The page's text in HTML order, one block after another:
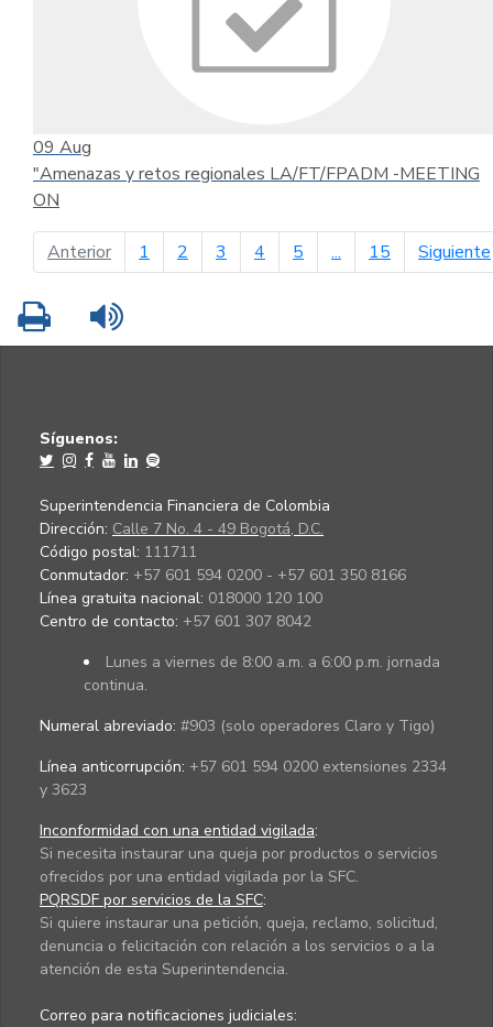
09 Aug
"Amenazas y retos regionales LA/FT/FPADM -MEETING
ON
Anteriorpágina anterior
1 2 3 4 5 ... 15 Siguiente
Imprimir
Síguenos:
Superintendencia Financiera de Colombia
Dirección: Calle 7 No. 4 - 49 Bogotá, D.C.
Código postal: 111711
Conmutador: +57 601 594 0200 - +57 601 350 8166
Línea gratuita nacional: 018000 120 100
Centro de contacto: +57 601 307 8042
Lunes a viernes de 8:00 a.m. a 6:00 p.m. jornada
continua.
Numeral abreviado: #903 (solo operadores Claro y Tigo)
Línea anticorrupción: +57 601 594 0200 extensiones 2334
y 3623
Inconformidad con una entidad vigilada:
Si necesita instaurar una queja por productos o servicios
ofrecidos por una entidad vigilada por la SFC.
PQRSDF por servicios de la SFC:
Si quiere instaurar una petición, queja, reclamo, solicitud,
denuncia o felicitación con relación a los servicios o a la
atención de esta Superintendencia.
Correo para notificaciones judiciales: